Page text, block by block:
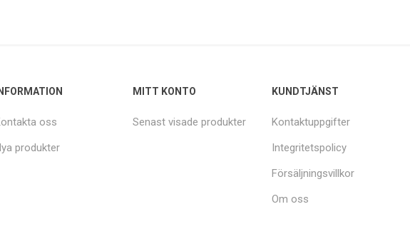
INFORMATION
oss
produkter
MITT KONTO
Senast visade produkter
KUNDTJÄNST
Kontaktuppgifter
Integritetspolicy
Försäljningsvillkor
Om oss